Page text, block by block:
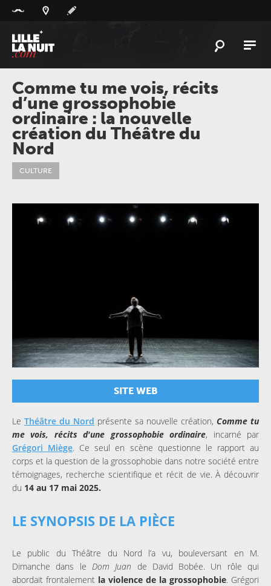
L'ACTU
L' AGENDA
LESLIEUX
LIVEREPORT
ÀGAGNER
PLAYLIST
LILLELANUIT
Comme tu me vois, récits
d’une grossophobie
ordinaire : la nouvelle
création du Théâtre du
Nord
CULTURE
SITE WEB
Le Théâtre du Nord présente sa nouvelle création, Comme tu
me vois, récits d'une grossophobie ordinaire, incarné par
Grégori Miège. Ce seul en scène questionne le rapport au
corps et la question de la grossophobie dans notre société entre
témoignages, recherche scientifique et récit de vie. À découvrir
du 14 au 17 mai 2025.
LE SYNOPSIS DE LA PIÈCE
Le public du Théâtre du Nord l’a vu, bouleversant en M.
Dimanche dans le Dom Juan de David Bobée. Un rôle qui
abordait frontalement la violence de la grossophobie. Grégori
Panneau de gestion des cookies